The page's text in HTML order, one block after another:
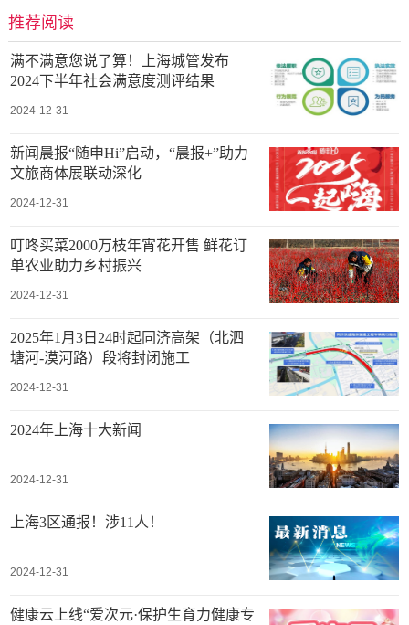
推荐阅读
满不满意您说了算！上海城管发布
2024下半年社会满意度测评结果
2024-12-31
新闻晨报“随申Hi”启动，“晨报+”助力
文旅商体展联动深化
2024-12-31
叮咚买菜2000万枝年宵花开售 鲜花订
单农业助力乡村振兴
2024-12-31
2025年1月3日24时起同济高架（北泗
塘河-漠河路）段将封闭施工
2024-12-31
2024年上海十大新闻
2024-12-31
上海3区通报！涉11人！
2024-12-31
健康云上线“爱次元·保护生育力健康专